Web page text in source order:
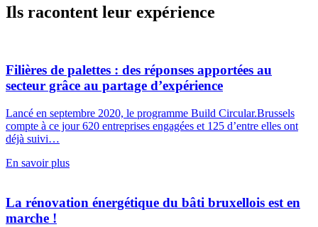
Ils racontent leur expérience
Filières de palettes : des réponses apportées au
secteur grâce au partage d’expérience
Lancé en septembre 2020, le programme Build Circular.Brussels
compte à ce jour 620 entreprises engagées et 125 d’entre elles ont
déjà suivi…
En savoir plus
La rénovation énergétique du bâti bruxellois est en
marche !